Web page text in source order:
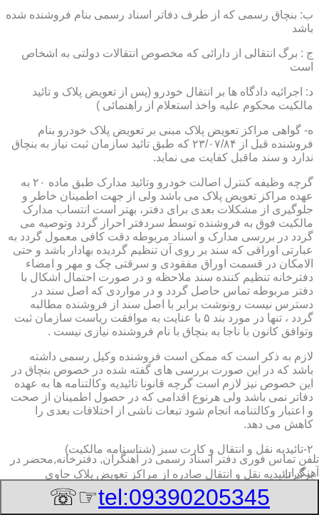
ب: بنچاق رسمی که از طرف دفاتر اسناد رسمی بنام فروشنده شده
باشد
ج : برگ انتقالی از دارائی که مخصوص انتقالات دولتی به اشخاص
است
د: اجرائیه دادگاه ها بر انتقال خودرو (پس از تعویض پلاک و تائید
مالکیت محکوم علیه واخذ استعلام از راهنمائی )
ه- گواهی مراکز تعویض پلاک مبنی بر تعویض پلاک خودرو بنام
فروشنده قبل از ۲۳/۰۷/۸۴ که طبق تائید سازمان ثبت نیاز به بنچاق
ندارد و سند ماقبل کفایت می نماید.
گرچه وظیفه کنترل اصالت خودرو وتائید مدارک طبق ماده ۲۰ به
عهده مراکز تعویض پلاک می باشد ولی از جهت اطمینان خاطر و
جلوگیری از مشکلات بعدی برای دفتر، بهتر است انتساب مدارک
مالکیت فوق به فروشنده توسط سردفتر احراز گردد وتوصیه می
گردد در بررسی مدارک و اسناد مربوطه دقت کافی معمول گردد به
عبارتی اوراقی که سند بر روی آن تنظیم گردیده بهادار باشد و حتی
الامکان در قسمت اوراق مفقودی و سرقتی چک و مهر و امضاء
دفترخانه تنظیم کننده سند ملاحظه و در صورت احتمال اشکال با
دفتر مربوطه تماس حاصل گردد و در مواردی که اصل سند در
دسترس نیست رونوشت برابر با اصل سند از فروشنده مطالبه
گردد ، تنها در مورد بند ۵ با عنایت به موافقت ریاست سازمان ثبت
وتوافق کانون با ناجا به بنچاق با نام فروشنده نیازی نیست .
لازم به ذکر است که ممکن است فروشنده وکیل رسمی داشته
باشد که در این صورت بررسی های گفته شده در خصوص بنچاق در
این خصوص نیز لازم است گرچه قانونا تائیدیه وکالتنامه ها به عهده
دفاتر نمی باشد ولی هرنوع اقدامی که در حصول اطمینان از صحت
و اعتبار وکالتنامه انجام شود تبعات ناشی از اختلافات بعدی را
کاهش می دهد.
۲-تائیدیه نقل و انتقال و کارت سبز (شناسنامه مالکیت)
برگ تائیدیه نقل و انتقال صادره از مراکز تعویض پلاک حاوی
مشخصات کامل خودرو اعم از نوع ، سیستم ، مدل ، رنگ ، شماره
تلفن تماس فوری دفتر اسناد رسمی در آهنگران, دفترخانه,محضر در
آهنگران
tel:09390205345
☞☏